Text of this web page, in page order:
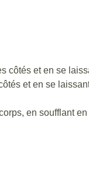
côtés et en se
et en se
en soufflant